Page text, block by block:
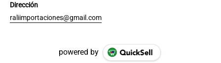
Dirección
raliimportaciones@gmail.com
powered by